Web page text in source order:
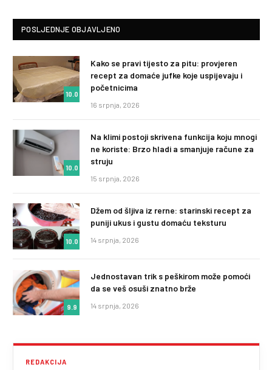
POSLJEDNJE OBJAVLJENO
10.0
Kako se pravi tijesto za pitu: provjeren
recept za domaće jufke koje uspijevaju i
početnicima
16 srpnja, 2026
10.0
Na klimi postoji skrivena funkcija koju mnogi
ne koriste: Brzo hladi a smanjuje račune za
struju
15 srpnja, 2026
10.0
Džem od šljiva iz rerne: starinski recept za
puniji ukus i gustu domaću teksturu
14 srpnja, 2026
9.9
Jednostavan trik s peškirom može pomoći
da se veš osuši znatno brže
14 srpnja, 2026
REDAKCIJA